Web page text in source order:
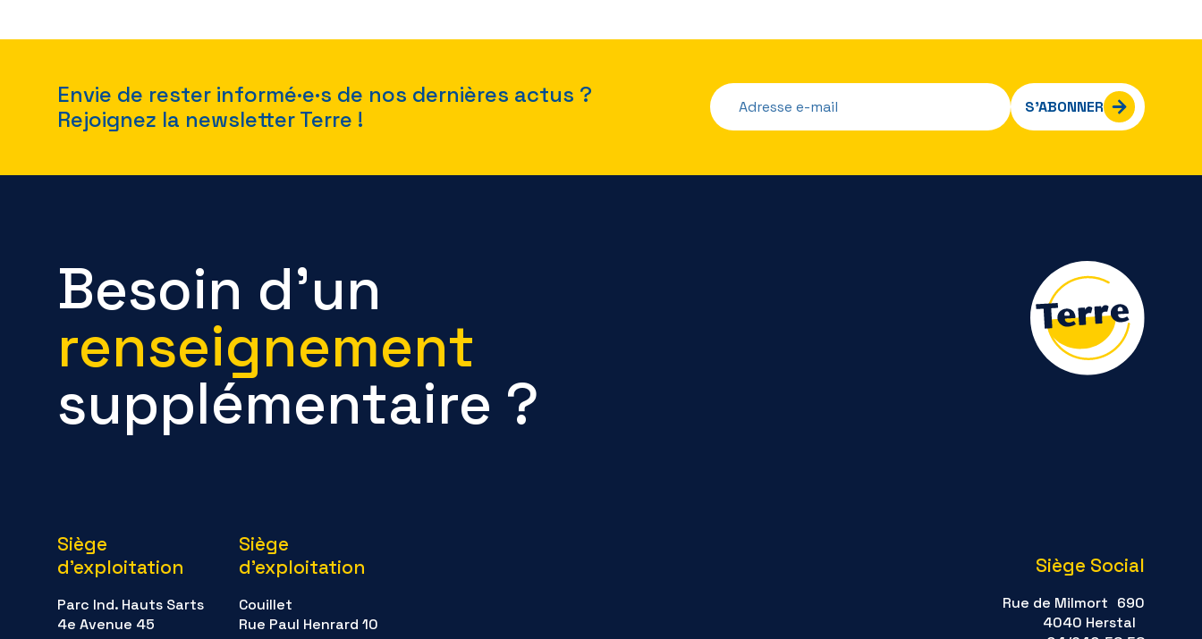
Envie de rester informé·e·s de nos dernières actus ?
Rejoignez la newsletter Terre !
S’ABONNER
Besoin d’un
renseignement
supplémentaire ?
Siège
d'exploitation
Parc Ind. Hauts Sarts
4e Avenue 45
Siège
d'exploitation
Couillet
Rue Paul Henrard 10
Siège Social
Rue de Milmort 690
4040 Herstal